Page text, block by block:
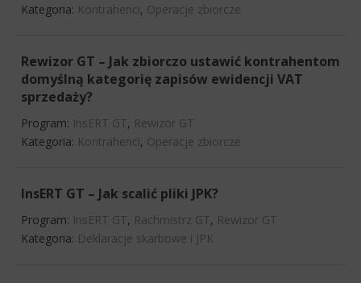
Kategoria: Kontrahenci, Operacje zbiorcze
Rewizor GT – Jak zbiorczo ustawić kontrahentom
domyślną kategorię zapisów ewidencji VAT
sprzedaży?
Program: InsERT GT, Rewizor GT
Kategoria: Kontrahenci, Operacje zbiorcze
InsERT GT – Jak scalić pliki JPK?
Program: InsERT GT, Rachmistrz GT, Rewizor GT
Kategoria: Deklaracje skarbowe i JPK